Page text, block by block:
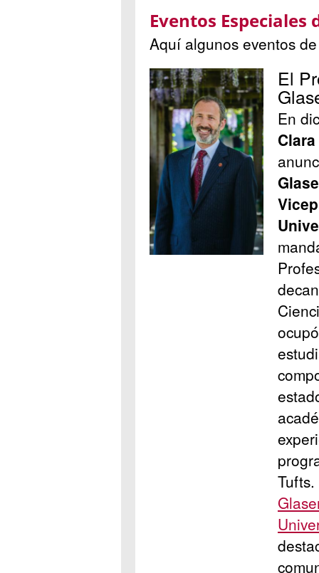
Eventos Especiales
Aquí algunos eventos
El
En
Tufts.